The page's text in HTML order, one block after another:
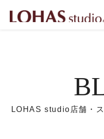
LOHAS studio店舗・